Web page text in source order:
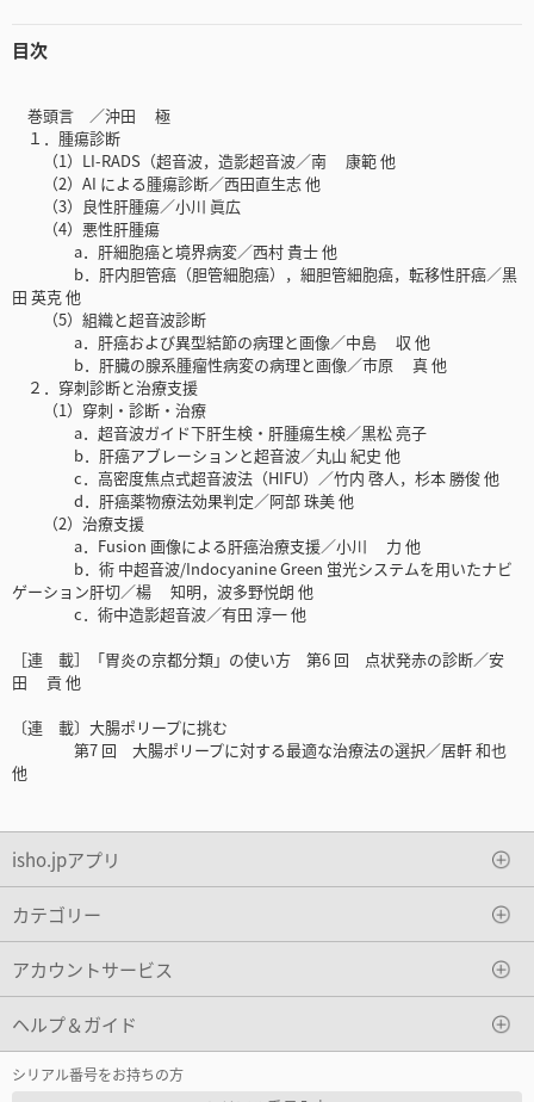
目次
巻頭言 ／沖田 極
１．腫瘍診断
（1）LI-RADS（超音波，造影超音波／南 康範 他
（2）AI による腫瘍診断／西田直生志 他
（3）良性肝腫瘍／小川 眞広
（4）悪性肝腫瘍
a．肝細胞癌と境界病変／西村 貴士 他
b．肝内胆管癌（胆管細胞癌），細胆管細胞癌，転移性肝癌／黒
田 英克 他
（5）組織と超音波診断
a．肝癌および異型結節の病理と画像／中島 収 他
b．肝臓の腺系腫瘤性病変の病理と画像／市原 真 他
２．穿刺診断と治療支援
（1）穿刺・診断・治療
a．超音波ガイド下肝生検・肝腫瘍生検／黒松 亮子
b．肝癌アブレーションと超音波／丸山 紀史 他
c．高密度焦点式超音波法（HIFU）／竹内 啓人，杉本 勝俊 他
d．肝癌薬物療法効果判定／阿部 珠美 他
（2）治療支援
a．Fusion 画像による肝癌治療支援／小川 力 他
b．術 中超音波/Indocyanine Green 蛍光システムを用いたナビ
ゲーション肝切／楊 知明，波多野悦朗 他
c．術中造影超音波／有田 淳一 他
［連 載］「胃炎の京都分類」の使い方 第6 回 点状発赤の診断／安
田 貢 他
〔連 載〕大腸ポリープに挑む
第7 回 大腸ポリープに対する最適な治療法の選択／居軒 和也
他
isho.jpアプリ
カテゴリー
アカウントサービス
ヘルプ＆ガイド
シリアル番号をお持ちの方